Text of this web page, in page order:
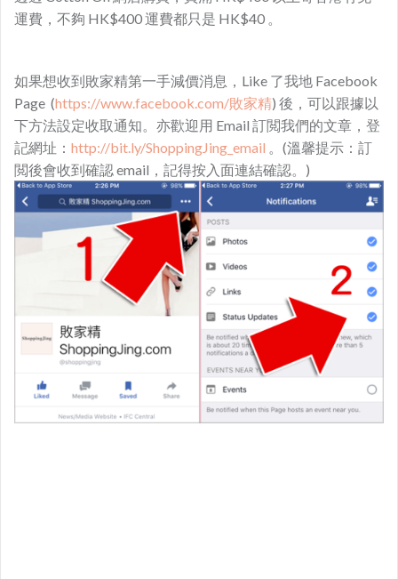
運費，不夠 HK$400 運費都只是 HK$40 。
如果想收到敗家精第一手減價消息，Like 了我地 Facebook
Page (https://www.facebook.com/敗家精) 後，可以跟據以
下方法設定收取通知。亦歡迎用 Email 訂閲我們的文章，登
記網址： http://bit.ly/ShoppingJing_email 。(溫馨提示：訂
閲後會收到確認 email，記得按入面連結確認。)